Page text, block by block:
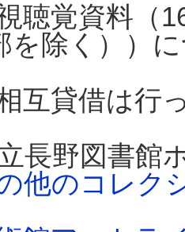
聴覚資料（
を除く））
互貸借は行
長野図書館
他のコレク